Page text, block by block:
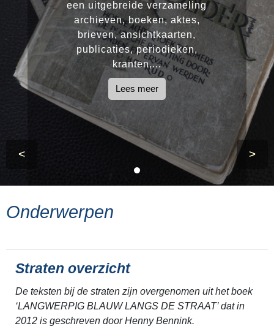
een uitgebreide verzameling
archieven, boeken, aktes,
brieven, ansichtkaarten,
publicaties, periodieken,
kranten,...
Lees meer
< >
Onderwerpen
Straten overzicht
De teksten bij de straten zijn overgenomen uit het boek
‘LANGWERPIG BLAUW LANGS DE STRAAT’ dat in
2012 is geschreven door Henny Bennink.